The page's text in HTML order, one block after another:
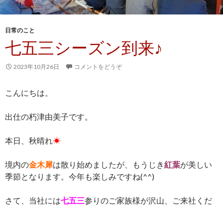
日常のこと
七五三シーズン到来♪
2023年10月26日 コメントをどうぞ
こんにちは。
出仕の朽津由美子です。
本日、秋晴れ☀
境内の金木犀は散り始めましたが、もうじき紅葉が美しい
季節となります。今年も楽しみですね(^^)
さて、当社には七五三参りのご家族様が沢山、ご来社くだ